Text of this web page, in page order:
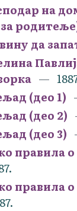
на
да
(део 1)
(део 2)
(део 3)
правила
правила